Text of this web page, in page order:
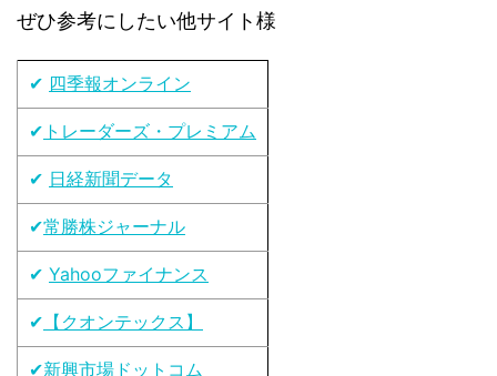
ぜひ参考にしたい他サイト様
✔ 四季報オンライン
✔ トレーダーズ・プレミアム
✔ 日経新聞データ
✔常勝株ジャーナル
✔ Yahooファイナンス
✔ 【クオンテックス】
✔新興市場ドットコム